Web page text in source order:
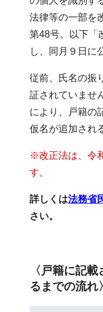
法律等の一部を
第48号。以下「
し、同月９日に
従前、氏名の振
証されていませ
により、戸籍の
仮名が追加され
※改正法は、令
す。
詳しくは法務省
さい。
〈戸籍に記
るまでの流れ〉